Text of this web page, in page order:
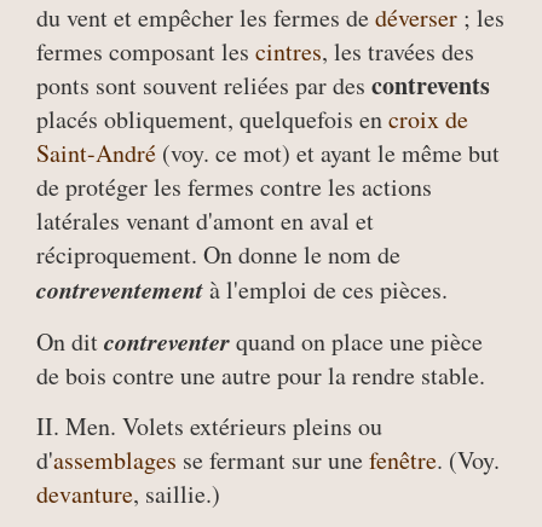
du vent et empêcher les fermes dedéverser ; les
fermes composant les cintres, les travées des
ponts sont souvent reliées par des contrevents
placés obliquement, quelquefois encroix de
Saint-André (voy. ce mot) et ayant le même but
de protéger les fermes contre les actions
latérales venant d'amont en aval et
réciproquement. On donne le nom de
contreventementà l'emploi de ces pièces.
On ditcontreventerquand on place une pièce
de bois contre une autre pour la rendre stable.
II. Men. Volets extérieurs pleins ou
d'assemblages se fermant sur unefenêtre. (Voy.
devanture, saillie.)